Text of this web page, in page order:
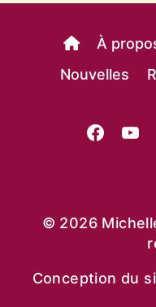
À
Nouvelles
© 2026
Conception du